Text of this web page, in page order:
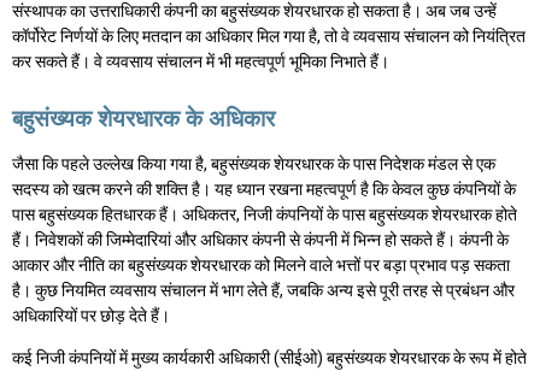
संस्थापक का उत्तराधिकारी कंपनी का बहुसंख्यक शेयरधारक हो सकता है। अब जब उन्हें
कॉर्पोरेट निर्णयों के लिए मतदान का अधिकार मिल गया है, तो वे व्यवसाय संचालन को नियंत्रित
कर सकते हैं। वे व्यवसाय संचालन में भी महत्वपूर्ण भूमिका निभाते हैं।
बहुसंख्यक शेयरधारक के अधिकार
जैसा कि पहले उल्लेख किया गया है, बहुसंख्यक शेयरधारक के पास निदेशक मंडल से एक
सदस्य को खत्म करने की शक्ति है। यह ध्यान रखना महत्वपूर्ण है कि केवल कुछ कंपनियों के
पास बहुसंख्यक हितधारक हैं। अधिकतर, निजी कंपनियों के पास बहुसंख्यक शेयरधारक होते
हैं। निवेशकों की जिम्मेदारियां और अधिकार कंपनी से कंपनी में भिन्न हो सकते हैं। कंपनी के
आकार और नीति का बहुसंख्यक शेयरधारक को मिलने वाले भत्तों पर बड़ा प्रभाव पड़ सकता
है। कुछ नियमित व्यवसाय संचालन में भाग लेते हैं, जबकि अन्य इसे पूरी तरह से प्रबंधन और
अधिकारियों पर छोड़ देते हैं।
कई निजी कंपनियों में मुख्य कार्यकारी अधिकारी (सीईओ) बहुसंख्यक शेयरधारक के रूप में होते